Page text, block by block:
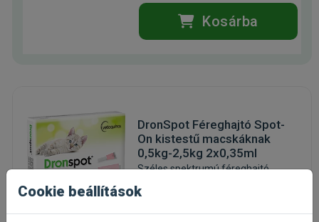
Kosárba
DronSpot Féreghajtó Spot-
On kistestű macskáknak
0,5kg-2,5kg 2x0,35ml
Széles spektrumú féreghajtó
Kiszerelés: 2 pipetta / Doboz
Cookie beállítások